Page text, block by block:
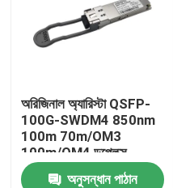
আমাদের সম্পর্কে
মান নিয়ন্ত্রণ
যোগাযোগ করুন
অরিজিনাল অ্যারিস্টা QSFP-
100G-SWDM4 850nm
100m 70m/OM3
100m/OM4 ডুপ্লেক্স
এমএমএফ ট্রান্সিভার
অনুসন্ধান পাঠান